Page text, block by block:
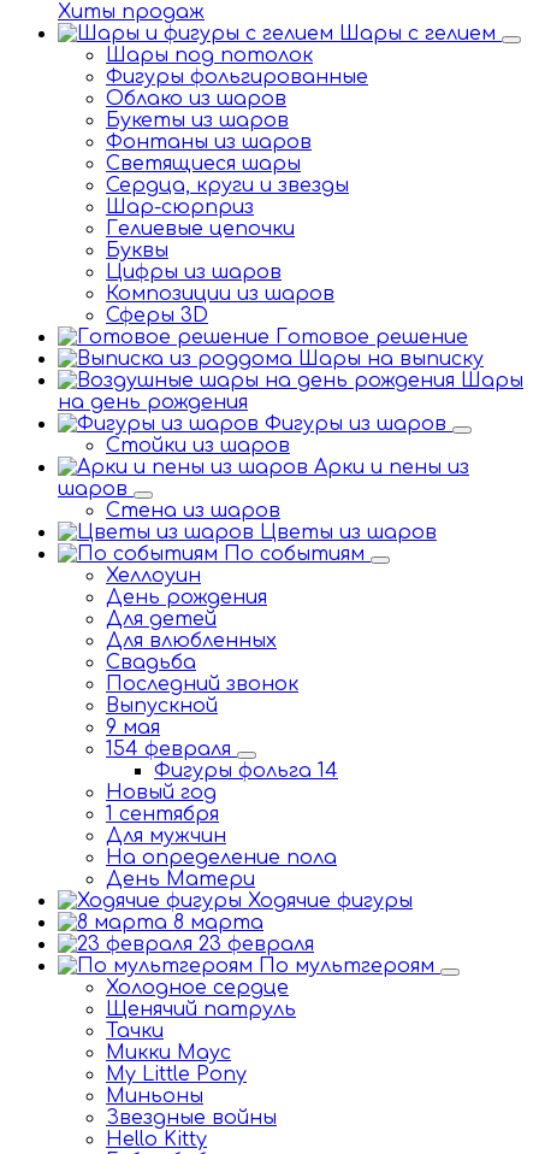
Хиты продаж
Шары с гелием
Шары под потолок
Фигуры фольгированные
Облако из шаров
Букеты из шаров
Фонтаны из шаров
Светящиеся шары
Сердца, круги и звезды
Шар-сюрприз
Гелиевые цепочки
Буквы
Цифры из шаров
Композиции из шаров
Сферы 3D
Готовое решение
Шары на выписку
Шары
на день рождения
Фигуры из шаров
Стойки из шаров
Арки и пены из
шаров
Стена из шаров
Цветы из шаров
По событиям
Хеллоуин
День рождения
Для детей
Для влюбленных
Свадьба
Последний звонок
Выпускной
9 мая
154 февраля
Фигуры фольга 14
Новый год
1 сентября
Для мужчин
На определение пола
День Матери
Ходячие фигуры
8 марта
23 февраля
По мультгероям
Холодное сердце
Щенячий патруль
Тачки
Микки Маус
My Little Pony
Миньоны
Звездные войны
Hello Kitty